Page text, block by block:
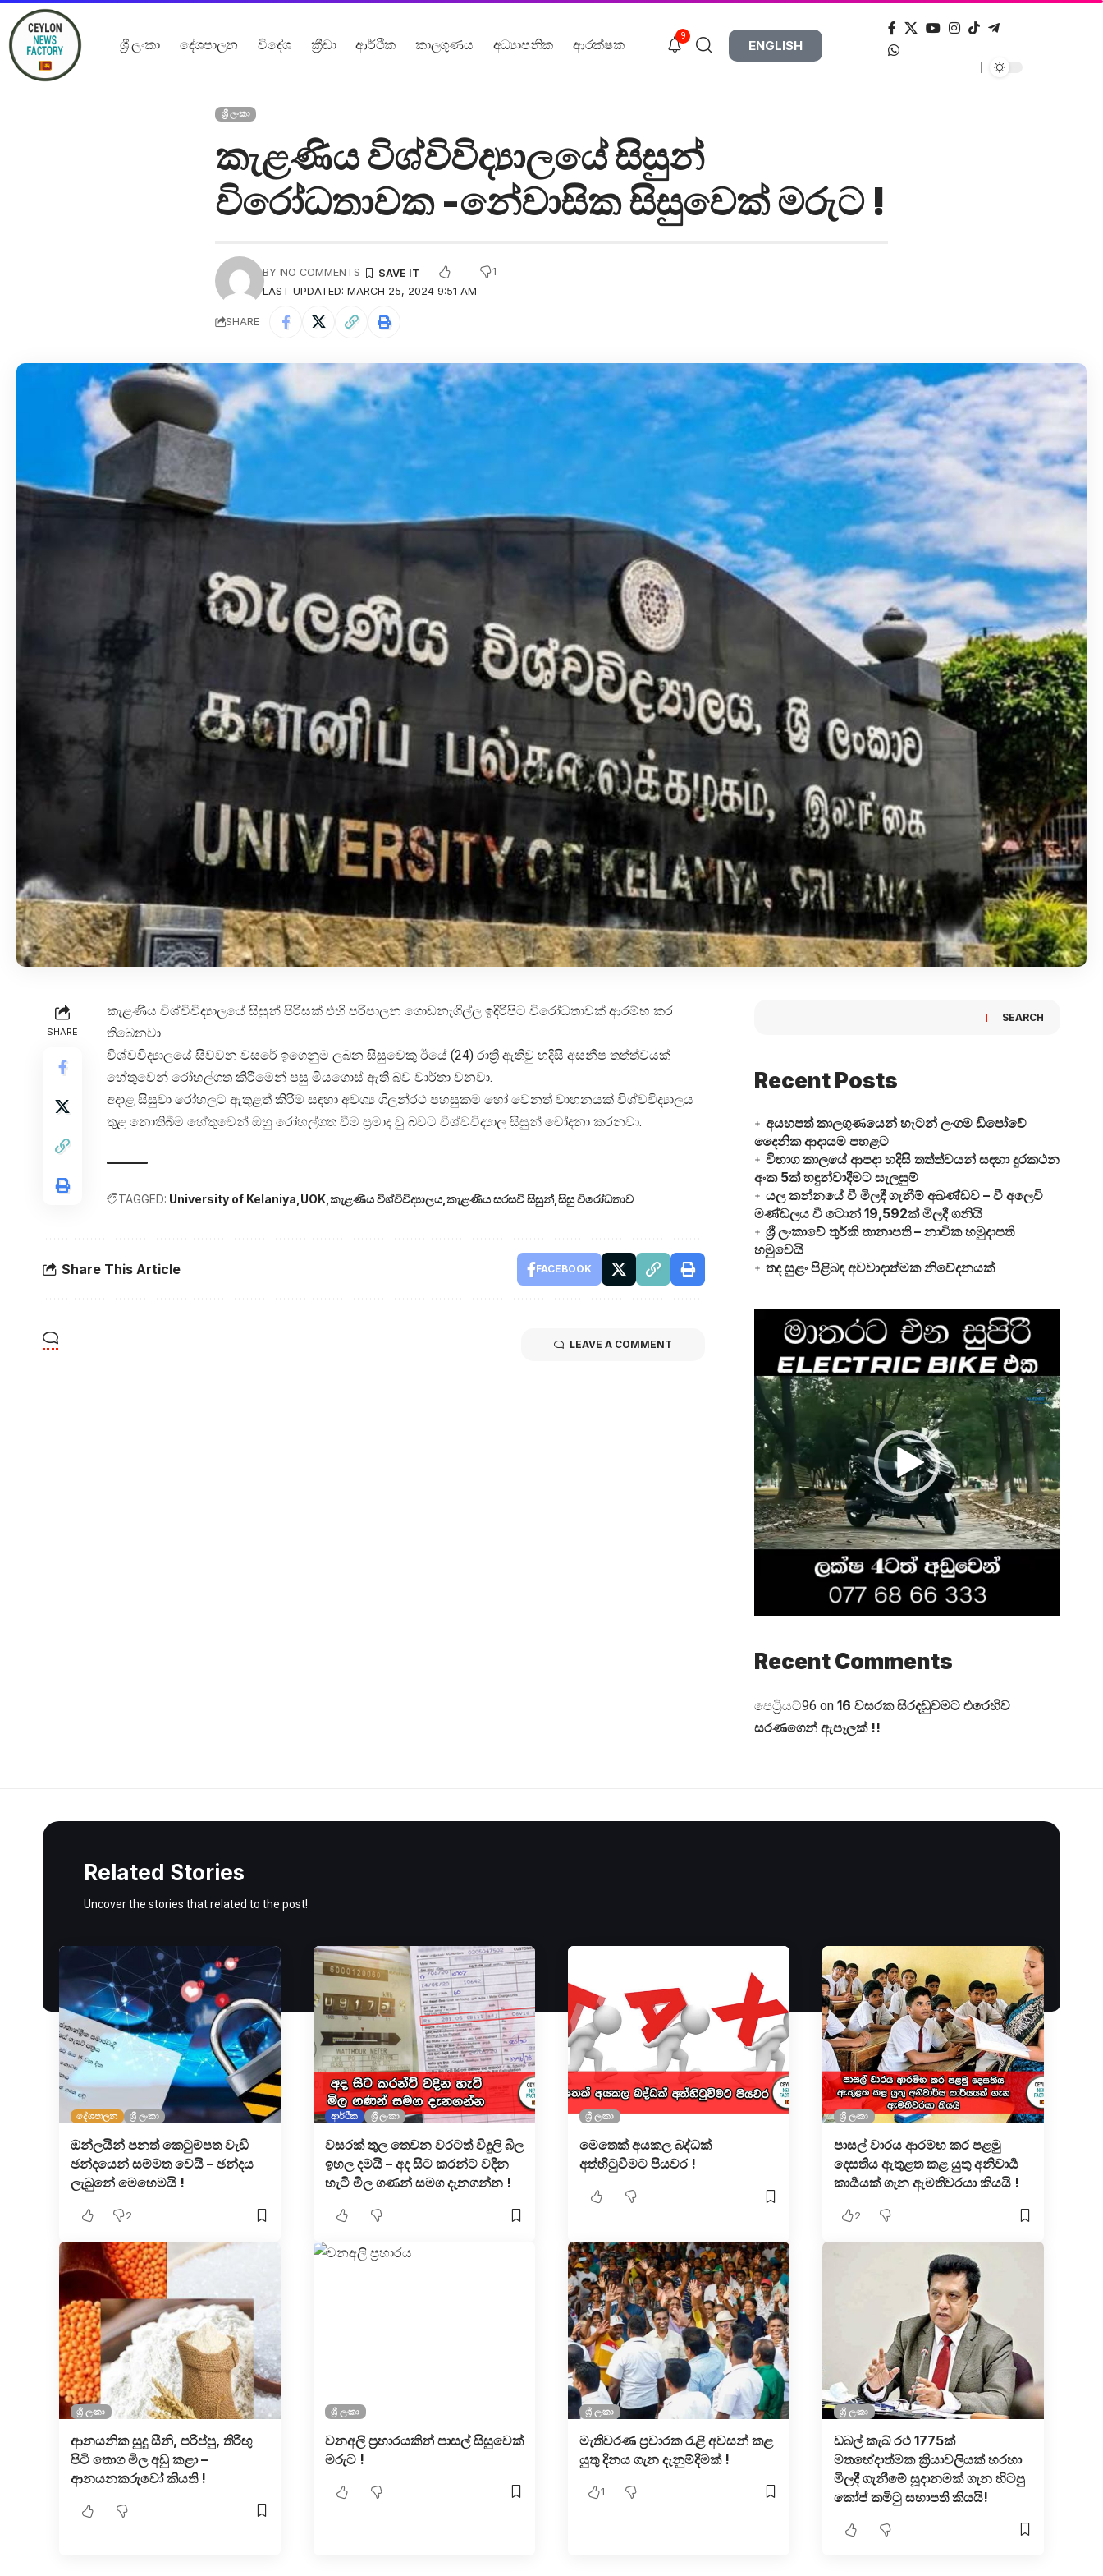
ශ්‍රී ලංකා දේශපාලන විදේශ ක්‍රීඩා ආර්ථික කාලගුණය අධ්‍යාපනික ආරක්ෂක
9
ENGLISH
ශ්‍රී ලංකා
කැළණිය විශ්විවිද්‍යාලයේ සිසුන්
විරෝධතාවක -නේවාසික සිසුවෙක් මරුට !
LAST UPDATED: MARCH 25, 2024 9:51 AM
BY NO COMMENTS 1
SHARE
SHARE
කැළණිය විශ්විවිද්‍යාලයේ සිසුන් පිරිසක් එහි පරිපාලන ගොඩනැගිල්ල ඉදිරිපිට විරෝධතාවක් ආරම්භ කර
තිබෙනවා.
විශ්වවිද්‍යාලයේ සිව්වන වසරේ ඉගෙනුම ලබන සිසුවෙකු ඊයේ (24) රාත්‍රි ඇතිවු හදිසි අසනීප තත්ත්වයක්
හේතුවෙන් රෝහල්ගත කිරීමෙන් පසු මියගොස් ඇති බව වාර්තා වනවා.
අදාළ සිසුවා රෝහලට ඇතුළත් කිරීම සඳහා අවශ්‍ය ගිලන්රථ පහසුකම හෝ වෙනත් වාහනයක් විශ්වවිද්‍යාලය
තුළ නොතිබීම හේතුවෙන් ඔහු රෝහල්ගත වීම ප්‍රමාද වු බවට විශ්වවිද්‍යාල සිසුන් චෝදනා කරනවා.
TAGGED: University of Kelaniya UOK කැළණිය විශ්විවිද්‍යාලය කැළණිය සරසවි සිසුන් සිසු විරෝධතාව
Share This Article FACEBOOK
LEAVE A COMMENT
SEARCH
Recent Posts
අයහපත් කාලගුණයෙන් හැටන් ලංගම ඩිපෝවේ
දෛනික ආදායම පහළට
විභාග කාලයේ ආපදා හදිසි තත්ත්වයන් සඳහා දුරකථන
අංක 5ක් හඳුන්වාදීමට සැලසුම්
යල කන්නයේ වී මිලදී ගැනීම් අඛණ්ඩව – වී අලෙවි
මණ්ඩලය වී ටොන් 19,592ක් මිලදී ගනියි
ශ්‍රී ලංකාවේ තුර්කි තානාපති – නාවික හමුදාපති
හමුවෙයි
තද සුළං පිළිබඳ අවවාදාත්මක නිවේදනයක්
Video
Player
Recent Comments
පෙට්‍රියට්96 on 16 වසරක සිරදඬුවමට එරෙහිව
සරණගෙන් ඇපෑලක් !!
Related Stories
Uncover the stories that related to the post!
දේශපාලන ශ්‍රී ලංකා
ඔන්ලයින් පනත් කෙටුම්පත වැඩි
ඡන්දයෙන් සම්මත වෙයි – ඡන්දය
ලැබුනේ මෙහෙමයි !
2
ආර්ථික ශ්‍රී ලංකා
වසරක් තුල තෙවන වරටත් විදුලි බිල
ඉහල දමයි – අද සිට කරන්ට් වදින
හැටි මිල ගණන් සමග දැනගන්න !
ශ්‍රී ලංකා
මෙතෙක් අයකල බද්ධක්
අත්හිටුවීමට පියවර !
ශ්‍රී ලංකා
පාසල් වාරය ආරම්භ කර පළමු
දෙසතිය ඇතුළත කළ යුතු අනිවාර්‍ය
කාර්‍යයක් ගැන ඇමතිවරයා කියයි !
2
ශ්‍රී ලංකා
ආනයනික සුදු සීනි, පරිප්පු, තිරිඟු
පිටි තොග මිල අඩු කළා –
ආනයනකරුවෝ කියති !
ශ්‍රී ලංකා
වනඅලි ප්‍රහාරයකින් පාසල් සිසුවෙක්
මරුට !
ශ්‍රී ලංකා
මැතිවරණ ප්‍රචාරක රැළි අවසන් කළ
යුතු දිනය ගැන දැනුම්දීමක් !
1
ශ්‍රී ලංකා
ඩබල් කැබ් රථ 1775ක්
මතභේදාත්මක ක්‍රියාවලියක් හරහා
මිලදී ගැනීමේ සූදානමක් ගැන හිටපු
කෝප් කමිටු සභාපති කියයි!